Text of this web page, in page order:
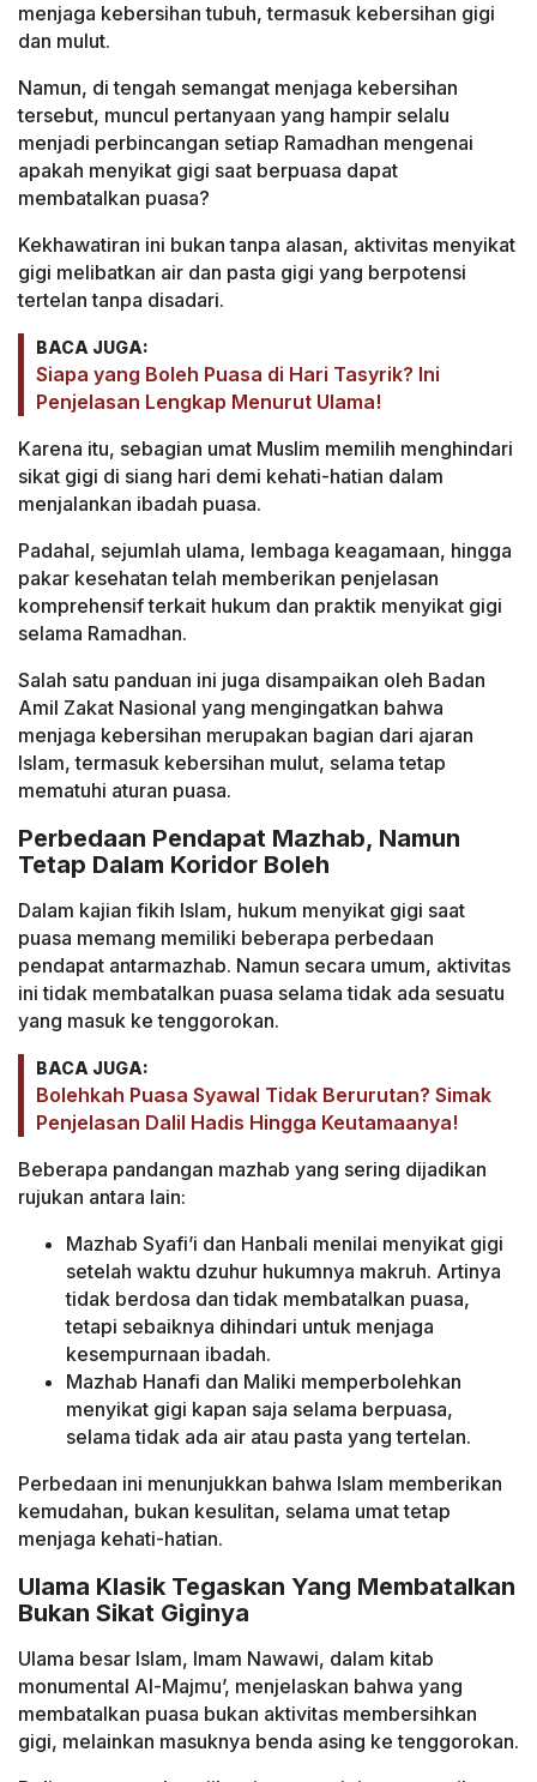
menjaga kebersihan tubuh, termasuk kebersihan gigi
dan mulut.
Namun, di tengah semangat menjaga kebersihan
tersebut, muncul pertanyaan yang hampir selalu
menjadi perbincangan setiap Ramadhan mengenai
apakah menyikat gigi saat berpuasa dapat
membatalkan puasa?
Kekhawatiran ini bukan tanpa alasan, aktivitas menyikat
gigi melibatkan air dan pasta gigi yang berpotensi
tertelan tanpa disadari.
BACA JUGA:
Siapa yang Boleh Puasa di Hari Tasyrik? Ini
Penjelasan Lengkap Menurut Ulama!
Karena itu, sebagian umat Muslim memilih menghindari
sikat gigi di siang hari demi kehati-hatian dalam
menjalankan ibadah puasa.
Padahal, sejumlah ulama, lembaga keagamaan, hingga
pakar kesehatan telah memberikan penjelasan
komprehensif terkait hukum dan praktik menyikat gigi
selama Ramadhan.
Salah satu panduan ini juga disampaikan oleh Badan
Amil Zakat Nasional yang mengingatkan bahwa
menjaga kebersihan merupakan bagian dari ajaran
Islam, termasuk kebersihan mulut, selama tetap
mematuhi aturan puasa.
Perbedaan Pendapat Mazhab, Namun
Tetap Dalam Koridor Boleh
Dalam kajian fikih Islam, hukum menyikat gigi saat
puasa memang memiliki beberapa perbedaan
pendapat antarmazhab. Namun secara umum, aktivitas
ini tidak membatalkan puasa selama tidak ada sesuatu
yang masuk ke tenggorokan.
BACA JUGA:
Bolehkah Puasa Syawal Tidak Berurutan? Simak
Penjelasan Dalil Hadis Hingga Keutamaanya!
Beberapa pandangan mazhab yang sering dijadikan
rujukan antara lain:
Mazhab Syafi’i dan Hanbali menilai menyikat gigi
setelah waktu dzuhur hukumnya makruh. Artinya
tidak berdosa dan tidak membatalkan puasa,
tetapi sebaiknya dihindari untuk menjaga
kesempurnaan ibadah.
Mazhab Hanafi dan Maliki memperbolehkan
menyikat gigi kapan saja selama berpuasa,
selama tidak ada air atau pasta yang tertelan.
Perbedaan ini menunjukkan bahwa Islam memberikan
kemudahan, bukan kesulitan, selama umat tetap
menjaga kehati-hatian.
Ulama Klasik Tegaskan Yang Membatalkan
Bukan Sikat Giginya
Ulama besar Islam, Imam Nawawi, dalam kitab
monumental Al-Majmu’, menjelaskan bahwa yang
membatalkan puasa bukan aktivitas membersihkan
gigi, melainkan masuknya benda asing ke tenggorokan.